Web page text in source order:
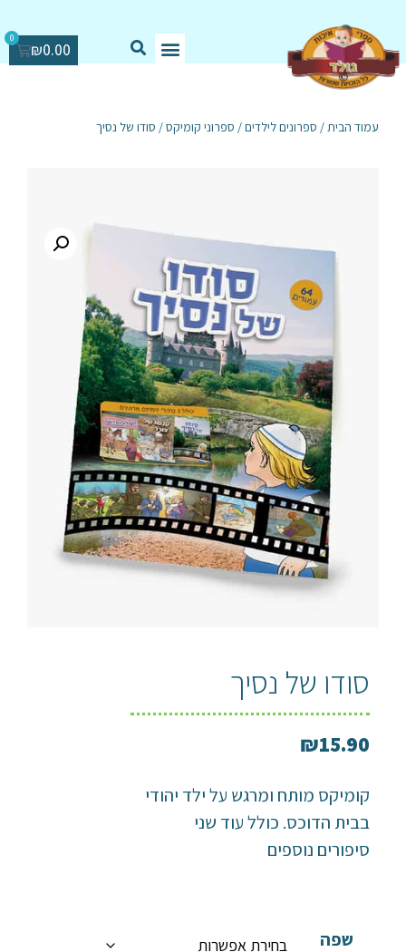
₪0.00
0
עמוד הבית/ ספרונים לילדים/ ספרוני קומיקס/ סודו של נסיך
סודו של נסיך
₪15.90
קומיקס מותח ומרגש על ילד יהודי
בבית הדוכס. כולל עוד שני
סיפורים נוספים
שפה